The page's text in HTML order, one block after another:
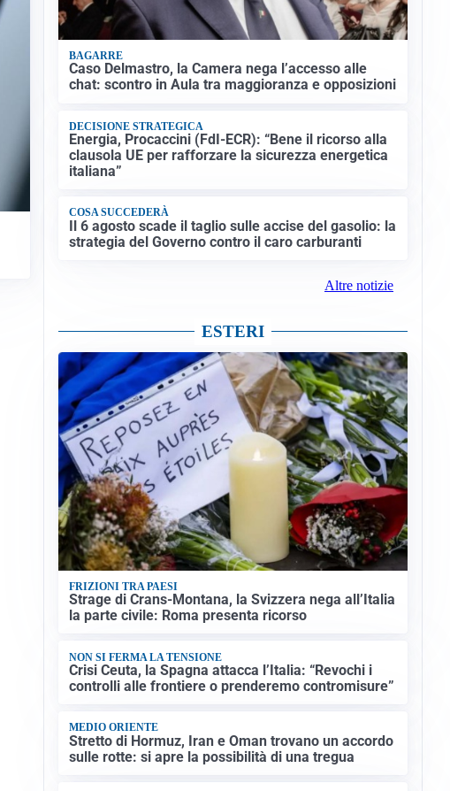
BAGARRE
Caso Delmastro, la Camera nega l’accesso alle
chat: scontro in Aula tra maggioranza e opposizioni
DECISIONE STRATEGICA
Energia, Procaccini (FdI-ECR): “Bene il ricorso alla
clausola UE per rafforzare la sicurezza energetica
italiana”
COSA SUCCEDERÀ
Il 6 agosto scade il taglio sulle accise del gasolio: la
strategia del Governo contro il caro carburanti
Altre notizie
ESTERI
FRIZIONI TRA PAESI
Strage di Crans-Montana, la Svizzera nega all’Italia
la parte civile: Roma presenta ricorso
NON SI FERMA LA TENSIONE
Crisi Ceuta, la Spagna attacca l’Italia: “Revochi i
controlli alle frontiere o prenderemo contromisure”
MEDIO ORIENTE
Stretto di Hormuz, Iran e Oman trovano un accordo
sulle rotte: si apre la possibilità di una tregua